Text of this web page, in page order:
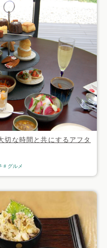
切な時間と共にするアフタ
グルメ